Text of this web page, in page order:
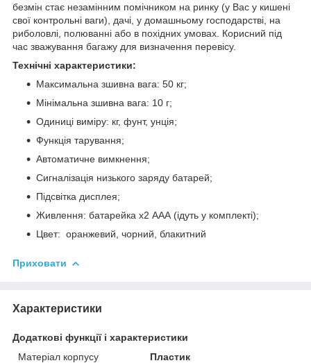
безмін стає незамінним помічником на ринку (у Вас у кишені
свої контрольні ваги), дачі, у домашньому господарстві, на
риболовлі, полюванні або в похідних умовах. Корисний під
час зважування багажу для визначення перевісу.
Технічні характеристики:
Максимальна зшивна вага: 50 кг;
Мінімальна зшивна вага: 10 г;
Одиниці виміру: кг, фунт, унція;
Функція тарування;
Автоматичне вимкнення;
Сигналізація низького заряду батарей;
Підсвітка дисплея;
Живлення: батарейка х2 ААА (ідуть у комплекті);
Цвет: оранжевий, чорний, блакитний
Приховати
Характеристики
Додаткові функції і характеристики
Матеріал корпусу
Пластик